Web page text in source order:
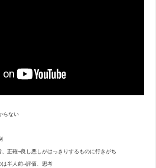
画「ちゃっきり節」
クでは改善しない大切なこと
チェックポイント
らない
確→良し悪しがはっきりするものに行きがち
人前→評価、思考